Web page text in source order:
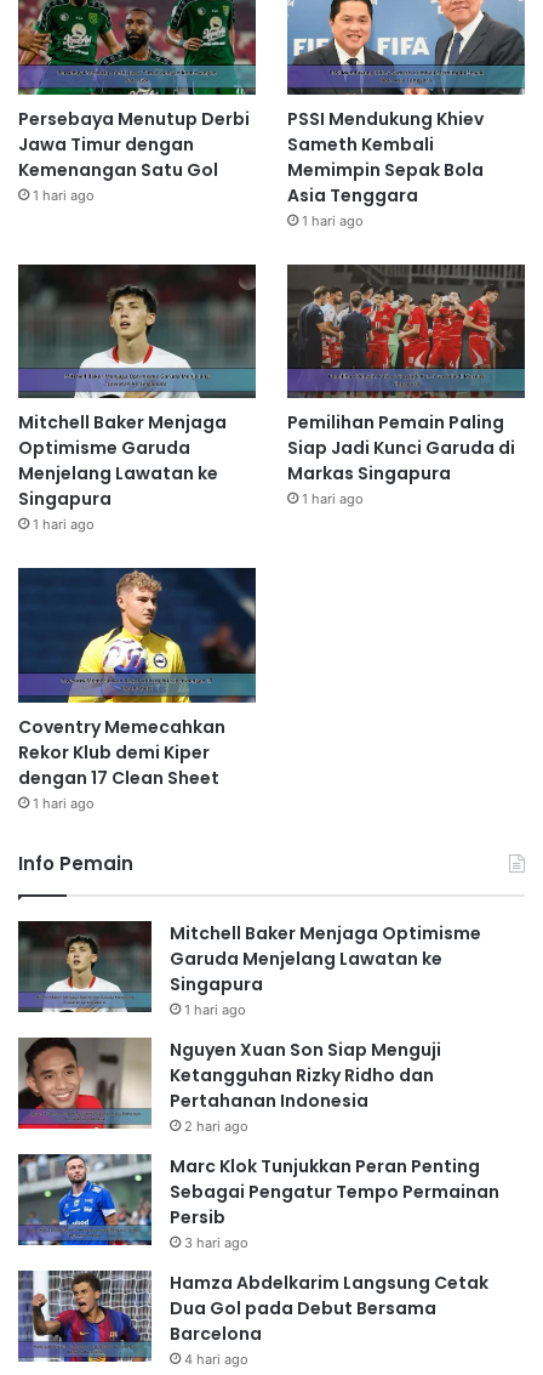
Persebaya Menutup Derbi
Jawa Timur dengan
Kemenangan Satu Gol
1 hari ago
PSSI Mendukung Khiev
Sameth Kembali
Memimpin Sepak Bola
Asia Tenggara
1 hari ago
Mitchell Baker Menjaga
Optimisme Garuda
Menjelang Lawatan ke
Singapura
1 hari ago
Pemilihan Pemain Paling
Siap Jadi Kunci Garuda di
Markas Singapura
1 hari ago
Coventry Memecahkan
Rekor Klub demi Kiper
dengan 17 Clean Sheet
1 hari ago
Info Pemain
Mitchell Baker Menjaga Optimisme
Garuda Menjelang Lawatan ke
Singapura
1 hari ago
Nguyen Xuan Son Siap Menguji
Ketangguhan Rizky Ridho dan
Pertahanan Indonesia
2 hari ago
Marc Klok Tunjukkan Peran Penting
Sebagai Pengatur Tempo Permainan
Persib
3 hari ago
Hamza Abdelkarim Langsung Cetak
Dua Gol pada Debut Bersama
Barcelona
4 hari ago